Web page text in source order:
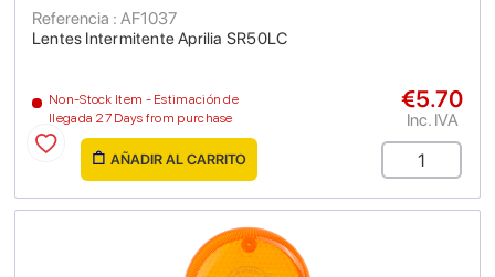
Lentes Intermitente Aprilia SR50LC
Referencia : AF1037
Non-Stock Item - Estimación de
llegada 27 Days from purchase
€5.70
Inc. IVA
AÑADIR AL CARRITO